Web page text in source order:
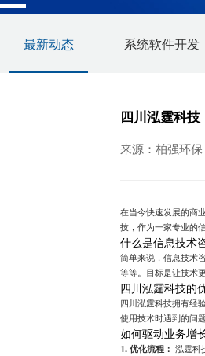
最新动态 系统软件开发
四川泓霆科
来源：柏强环保
在当今快速发展的商
技，作为一家专业的
什么是信息技术
简单来说，信息技术
等等。目标是让技术
四川泓霆科技的
四川泓霆科技拥有经
使用技术时遇到的问
如何驱动业务增
1. 优化流程： 泓霆科